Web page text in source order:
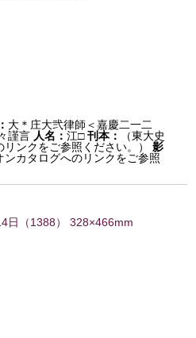
大＊庄大弐律師＜嘉慶二一二
謹言 人名：江□ 刊本：
（東大史
ンクをご参照ください。）
影
ンカタログへのリンクをご参照
日 （1388） 328×466mm